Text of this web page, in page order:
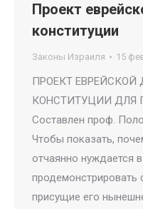
Проект
конституции
Законы Израиля 15
ПРОЕКТ ЕВРЕЙСКОЙ
КОНСТИТУЦИИ ДЛЯ
Составлен проф.
Чтобы показать,
отчаянно нуждается
присущие его